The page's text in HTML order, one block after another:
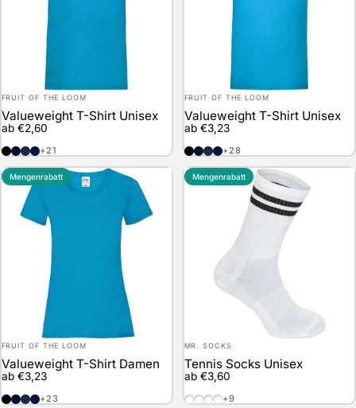
Anbieter:
FRUIT OF THE LOOM
Valueweight T-Shirt Unisex
ab €2,60
Black
Deep Navy
Navy
Vintage Heather Navy
+21
Anbieter:
FRUIT OF THE LOOM
Valueweight T-Shirt Unisex
ab €3,23
Black
Deep Navy
Navy
Vintage Heather Navy
+28
Mengenrabatt
Anbieter:
FRUIT OF THE LOOM
Valueweight T-Shirt Damen
ab €3,23
Black
Deep Navy
Navy
Vintage Heather Navy
+23
Mengenrabatt
Anbieter:
MR. SOCKS
Tennis Socks Unisex
ab €3,60
White / White
White / Black
White / Red
White / Blue
+9